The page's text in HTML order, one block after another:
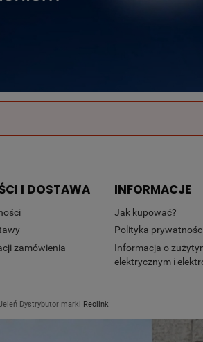
I DOSTAWA
zamówienia
INFORMACJE
Jak kupować?
Polityka
Informacja o
elektrycznym i
Dystrybutor marki Reolink